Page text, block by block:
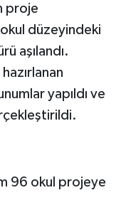
proje
düzeyindeki
aşılandı.
yapıldı ve
96 okul projeye